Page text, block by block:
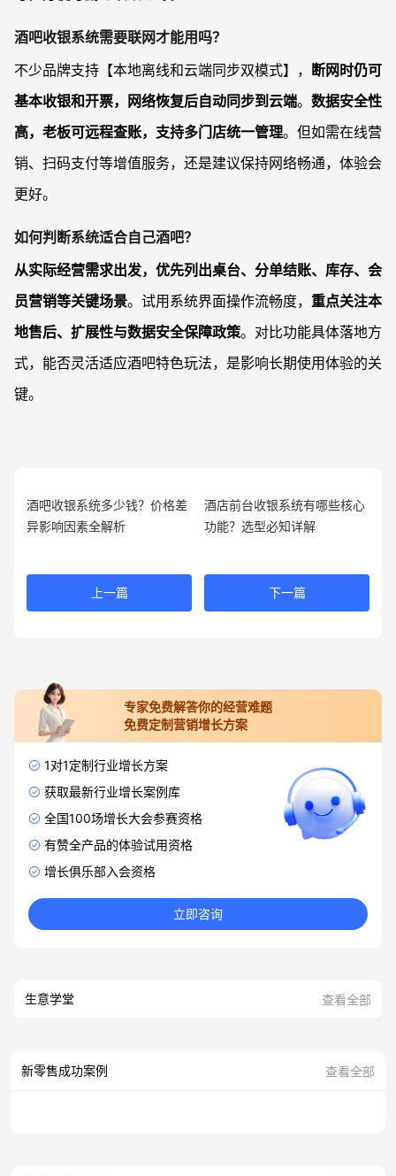
酒吧收银系统需要联网才能用吗？
不少品牌支持【本地离线和云端同步双模式】， 断网时仍可
基本收银和开票，网络恢复后自动同步到云端。 数据安全性
高，老板可远程查账，支持多门店统一管理。但如需在线营
销、扫码支付等增值服务，还是建议保持网络畅通，体验会
更好。
如何判断系统适合自己酒吧？
从实际经营需求出发，优先列出桌台、分单结账、库存、会
员营销等关键场景。试用系统界面操作流畅度， 重点关注本
地售后、扩展性与数据安全保障政策。对比功能具体落地方
式，能否灵活适应酒吧特色玩法，是影响长期使用体验的关
键。
酒吧收银系统多少钱？价格差
异影响因素全解析
上一篇
酒店前台收银系统有哪些核心
功能？选型必知详解
下一篇
专家免费解答你的经营难题
免费定制营销增长方案
1对1定制行业增长方案
获取最新行业增长案例库
全国100场增长大会参赛资格
有赞全产品的体验试用资格
增长俱乐部入会资格
立即咨询
生意学堂 查看全部
新零售成功案例 查看全部